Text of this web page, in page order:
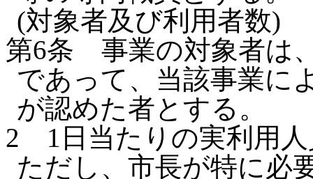
(対象者及び利用者数)
第6条 事業の対象者は
であって、当該事業に
が認めた者とする。
2 1日当たりの実利用
ただし、市長が特に必